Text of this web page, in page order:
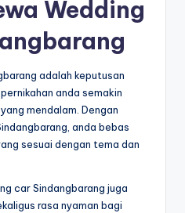
Wedding
adalah keputusan
anda semakin
mendalam. Dengan
anda bebas
sesuai dengan tema dan
car Sindangbarang juga
rasa nyaman bagi